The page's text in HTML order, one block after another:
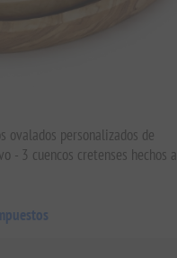
ovalados personalizados de
- 3 cuencos cretenses hechos a